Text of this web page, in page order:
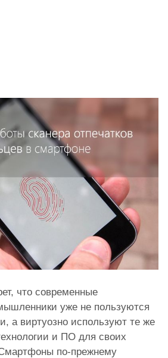
что современные
уже не пользуются
а виртуозно используют те же
и ПО для своих
по-прежнему